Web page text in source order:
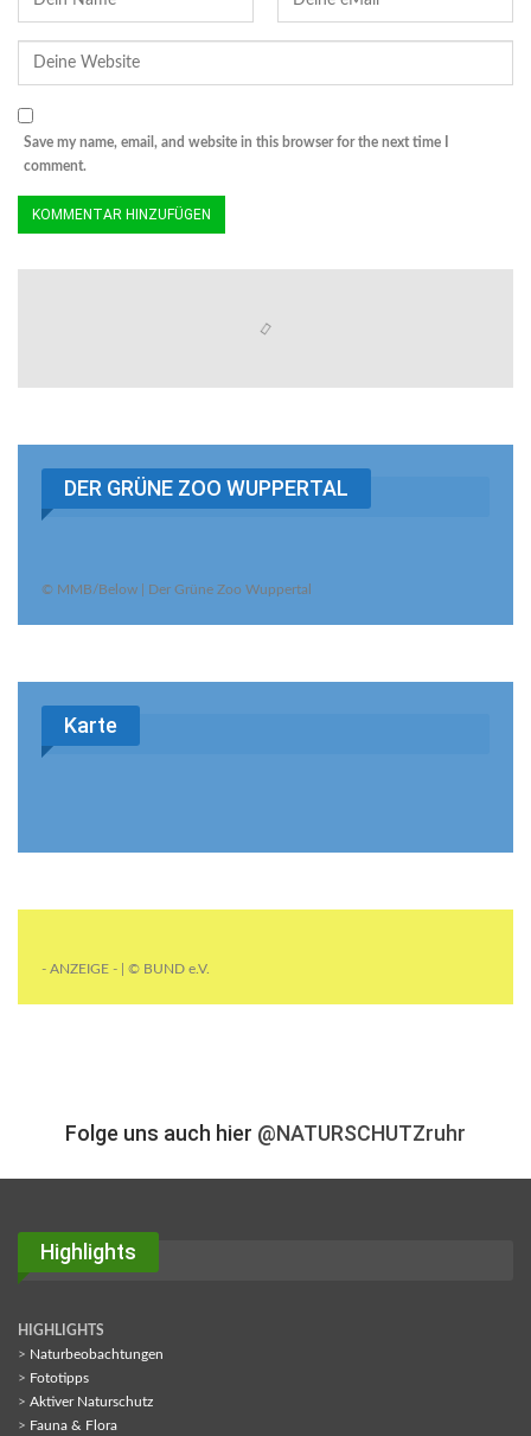
Save my name, email, and website in this browser for the next time I
comment.
DER GRÜNE ZOO WUPPERTAL
© MMB/Below | Der Grüne Zoo Wuppertal
Karte
- ANZEIGE - | © BUND e.V.
Folge uns auch hier @NATURSCHUTZruhr
Highlights
HIGHLIGHTS
> Naturbeobachtungen
> Fototipps
> Aktiver Naturschutz
> Fauna & Flora